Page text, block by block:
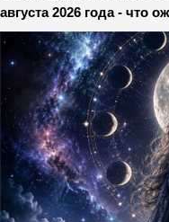
августа 2026 года - что